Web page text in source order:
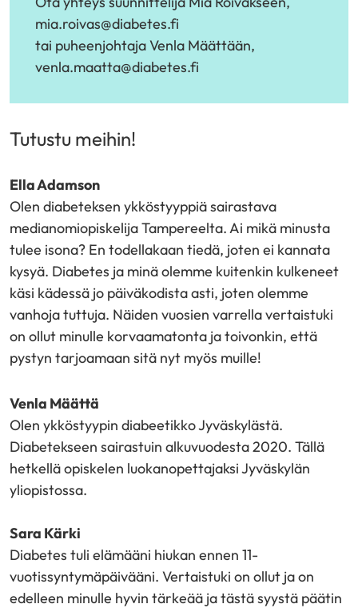
mia.roivas@diabetes.fi
tai puheenjohtaja Venla Määttään,
venla.maatta@diabetes.fi
Tutustu meihin!
Ella Adamson
Olen diabeteksen ykköstyyppiä sairastava
medianomiopiskelija Tampereelta. Ai mikä minusta
tulee isona? En todellakaan tiedä, joten ei kannata
kysyä. Diabetes ja minä olemme kuitenkin kulkeneet
käsi kädessä jo päiväkodista asti, joten olemme
vanhoja tuttuja. Näiden vuosien varrella vertaistuki
on ollut minulle korvaamatonta ja toivonkin, että
pystyn tarjoamaan sitä nyt myös muille!
Venla Määttä
Olen ykköstyypin diabeetikko Jyväskylästä.
Diabetekseen sairastuin alkuvuodesta 2020. Tällä
hetkellä opiskelen luokanopettajaksi Jyväskylän
yliopistossa.
Sara Kärki
Diabetes tuli elämääni hiukan ennen 11-
vuotissyntymäpäivääni. Vertaistuki on ollut ja on
edelleen minulle hyvin tärkeää ja tästä syystä päätin